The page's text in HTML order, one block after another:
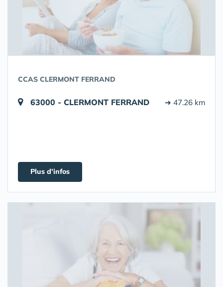
CCAS CLERMONT FERRAND
63000 - CLERMONT FERRAND ➔ 47.26 km
Plus d'infos